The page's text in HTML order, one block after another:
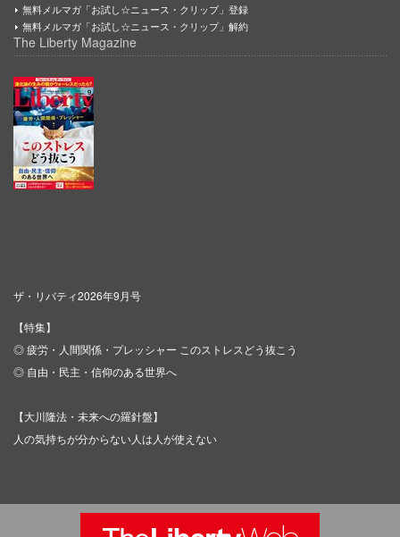
無料メルマガ「お試し☆ニュース・クリップ」登録
無料メルマガ「お試し☆ニュース・クリップ」解約
The Liberty Magazine
ザ・リバティ2026年9月号
【特集】
◎ 疲労・人間関係・プレッシャー このストレスどう抜こう
◎ 自由・民主・信仰のある世界へ
【大川隆法・未来への羅針盤】
人の気持ちが分からない人は人が使えない